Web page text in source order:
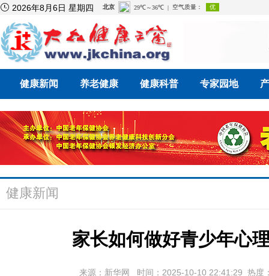
 2026年8月6日 星期四
健康新闻 养老健康 健康科普 专家园地
健康新闻
家长如何做好青少年心
来源：新华网 时间：2025-10-10 22:41:29 热度